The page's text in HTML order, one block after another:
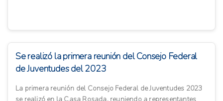
Se realizó la primera reunión del Consejo Federal
de Juventudes del 2023
La primera reunión del Consejo Federal de Juventudes 2023